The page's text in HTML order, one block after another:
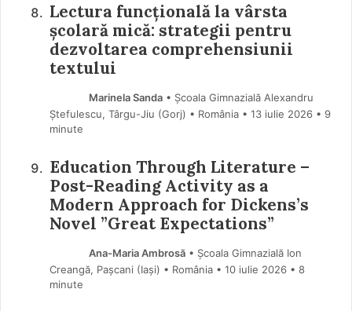
Lectura funcțională la vârsta
școlară mică: strategii pentru
dezvoltarea comprehensiunii
textului
Marinela Sanda• Școala Gimnazială Alexandru
Ștefulescu, Târgu-Jiu (Gorj) • România
13 iulie 2026 • 9
minute
Education Through Literature –
Post-Reading Activity as a
Modern Approach for Dickens’s
Novel ”Great Expectations”
Ana-Maria Ambrosă• Școala Gimnazială Ion
Creangă, Pașcani (Iaşi) • România
10 iulie 2026 • 8
minute